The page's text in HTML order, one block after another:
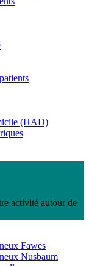
(HAD)
activité autour de
Fawes
Nusbaum